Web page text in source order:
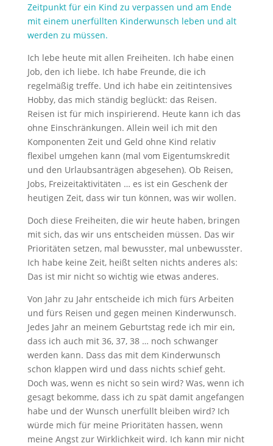
Zeitpunkt für ein Kind zu verpassen und am Ende
mit einem unerfüllten Kinderwunsch leben und alt
werden zu müssen.
Ich lebe heute mit allen Freiheiten. Ich habe einen
Job, den ich liebe. Ich habe Freunde, die ich
regelmäßig treffe. Und ich habe ein zeitintensives
Hobby, das mich ständig beglückt: das Reisen.
Reisen ist für mich inspirierend. Heute kann ich das
ohne Einschränkungen. Allein weil ich mit den
Komponenten Zeit und Geld ohne Kind relativ
flexibel umgehen kann (mal vom Eigentumskredit
und den Urlaubsanträgen abgesehen). Ob Reisen,
Jobs, Freizeitaktivitäten … es ist ein Geschenk der
heutigen Zeit, dass wir tun können, was wir wollen.
Doch diese Freiheiten, die wir heute haben, bringen
mit sich, das wir uns entscheiden müssen. Das wir
Prioritäten setzen, mal bewusster, mal unbewusster.
Ich habe keine Zeit, heißt selten nichts anderes als:
Das ist mir nicht so wichtig wie etwas anderes.
Von Jahr zu Jahr entscheide ich mich fürs Arbeiten
und fürs Reisen und gegen meinen Kinderwunsch.
Jedes Jahr an meinem Geburtstag rede ich mir ein,
dass ich auch mit 36, 37, 38 … noch schwanger
werden kann. Dass das mit dem Kinderwunsch
schon klappen wird und dass nichts schief geht.
Doch was, wenn es nicht so sein wird? Was, wenn ich
gesagt bekomme, dass ich zu spät damit angefangen
habe und der Wunsch unerfüllt bleiben wird? Ich
würde mich für meine Prioritäten hassen, wenn
meine Angst zur Wirklichkeit wird. Ich kann mir nicht